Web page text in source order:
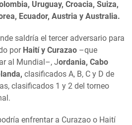
Uruguay, Croacia, Suiza,
Ecuador, Austria y Australia.
saldría el tercer adversario para
por Haití y Curazao –que
al Mundial–, Jordania, Cabo
clasificados A, B, C y D de
clasificados 1 y 2 del torneo
enfrentar a Curazao o Haití